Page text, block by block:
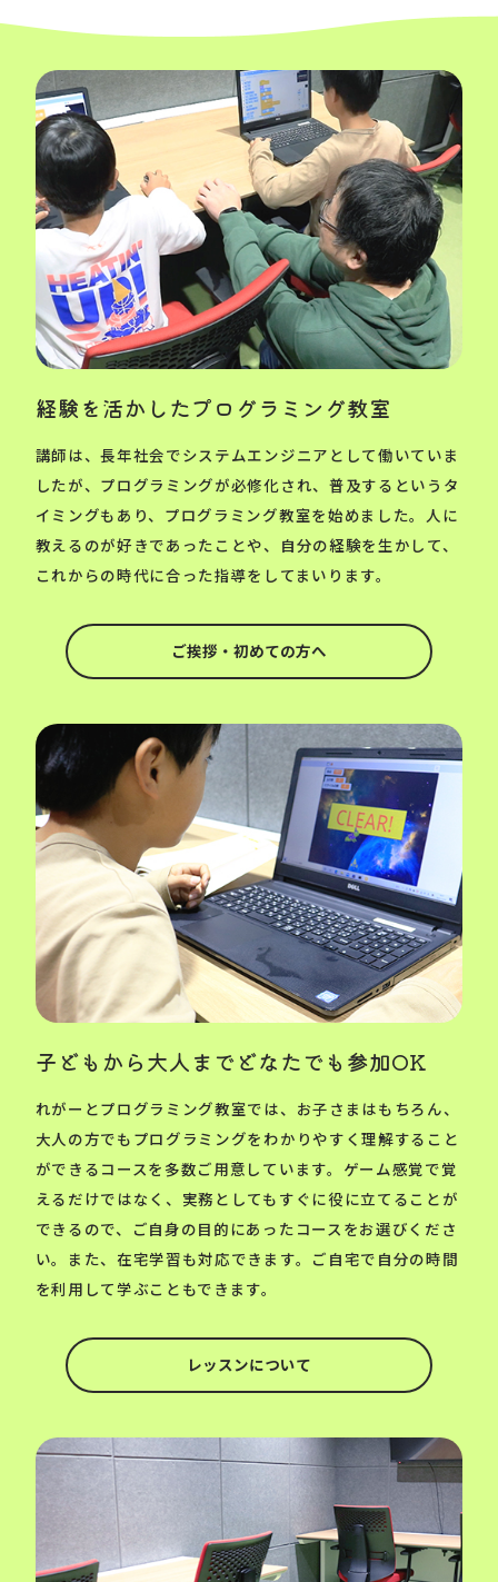
経験を活かしたプログラミング教室
講師は、長年社会でシステムエンジニアとして働いていま
したが、プログラミングが必修化され、普及するというタ
イミングもあり、プログラミング教室を始めました。人に
教えるのが好きであったことや、自分の経験を生かして、
これからの時代に合った指導をしてまいります。
ご挨拶・初めての方へ
子どもから大人までどなたでも参加OK
れがーとプログラミング教室では、お子さまはもちろん、
大人の方でもプログラミングをわかりやすく理解すること
ができるコースを多数ご用意しています。ゲーム感覚で覚
えるだけではなく、実務としてもすぐに役に立てることが
できるので、ご自身の目的にあったコースをお選びくださ
い。また、在宅学習も対応できます。ご自宅で自分の時間
を利用して学ぶこともできます。
レッスンについて